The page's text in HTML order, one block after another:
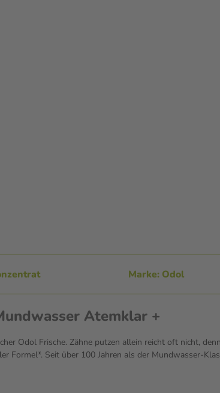
Marke: Odol
Atemklar +
Odol Frische. Zähne putzen allein reicht oft nicht,
Seit über 100 Jahren als der Mundwasser-